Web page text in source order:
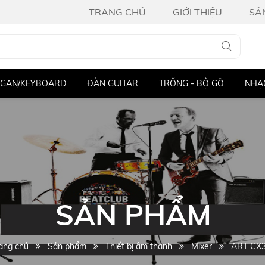
TRANG CHỦ GIỚI THIỆU
ĐÀN GUITAR TRỐNG - BỘ GÕ NHẠC CỤ KHÁC
SẢN PHẨM
chủ Sản phẩm Thiết bị âm thanh Mixer ART